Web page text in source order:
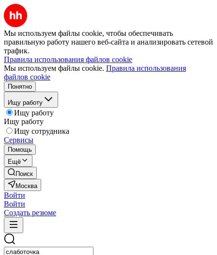
Мы используем файлы cookie, чтобы обеспечивать
правильную работу нашего веб-сайта и анализировать сетевой
трафик.
Правила использования файлов cookie
Мы используем файлы cookie. Правила использования
файлов cookie
Понятно
Ищу работу
Ищу работу
Ищу работу
Ищу сотрудника
Сервисы
Помощь
Ещё
Поиск
Москва
Войти
Войти
Создать резюме